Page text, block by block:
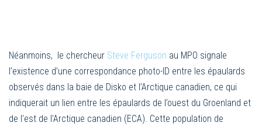
Néanmoins, le chercheur Steve Ferguson au MPO signale
l’existence d’une correspondance photo-ID entre les épaulards
observés dans la baie de Disko et l’Arctique canadien, ce qui
indiquerait un lien entre les épaulards de l’ouest du Groenland et
de l’est de l’Arctique canadien (ECA). Cette population de